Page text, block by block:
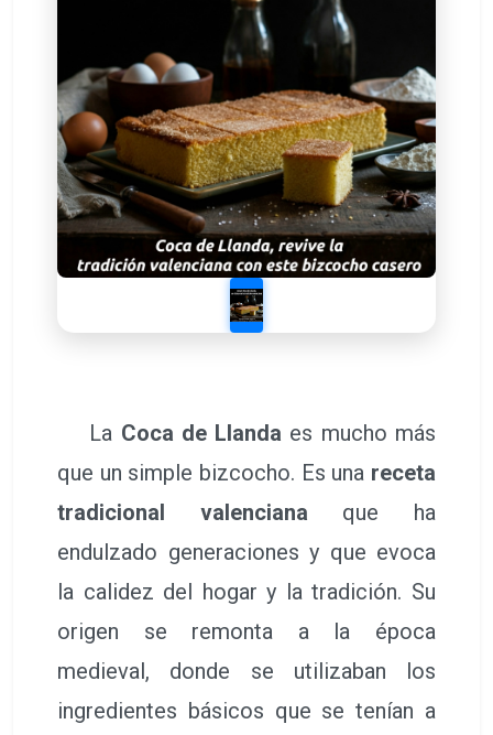
La Coca de Llanda es mucho más
que un simple bizcocho. Es una receta
tradicional valenciana que ha
endulzado generaciones y que evoca
la calidez del hogar y la tradición. Su
origen se remonta a la época
medieval, donde se utilizaban los
ingredientes básicos que se tenían a